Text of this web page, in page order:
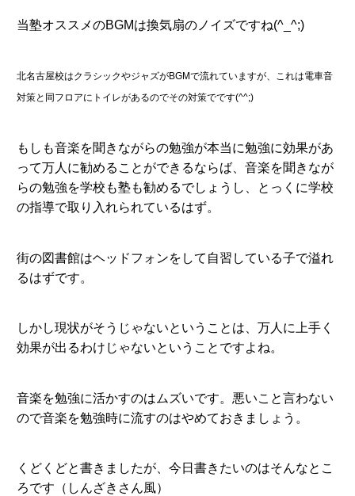
当塾オススメのBGMは換気扇のノイズですね(^_^;)
北名古屋校はクラシックやジャズがBGMで流れていますが、これは電車音
対策と同フロアにトイレがあるのでその対策でです(^^;)
もしも音楽を聞きながらの勉強が本当に勉強に効果があ
って万人に勧めることができるならば、音楽を聞きなが
らの勉強を学校も塾も勧めるでしょうし、とっくに学校
の指導で取り入れられているはず。
街の図書館はヘッドフォンをして自習している子で溢れ
るはずです。
しかし現状がそうじゃないということは、万人に上手く
効果が出るわけじゃないということですよね。
音楽を勉強に活かすのはムズいです。悪いこと言わない
ので音楽を勉強時に流すのはやめておきましょう。
くどくどと書きましたが、今日書きたいのはそんなとこ
ろです（しんざきさん風）